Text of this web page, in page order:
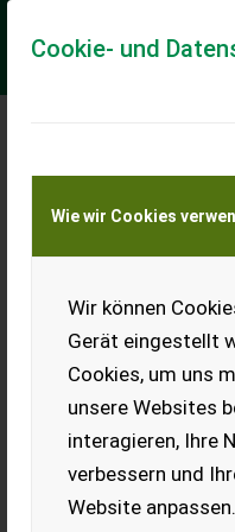
Cookie- und
Wie wir Cookies
Wir können
Gerät eingestellt
Cookies, um uns
unsere Websites
interagieren, Ihre
verbessern und
Website anpassen.
Meine
Transport von
KEINE
Bauer Blitz P80
Gebrauchtmaschine
mit hydraulischer Bremse
Füllstandsanzeige vorne -
EUR 27.825 inkl. 13%